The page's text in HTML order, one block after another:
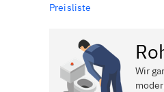
Preisliste
Wir